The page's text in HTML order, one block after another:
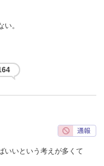
。
いいという考えが多くて